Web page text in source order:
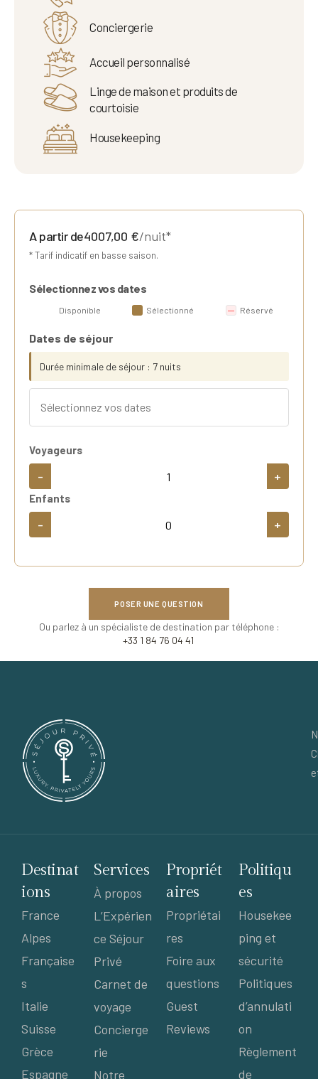
Conciergerie
Accueil personnalisé
Linge de maison et produits de
courtoisie
Housekeeping
A partir de4007,00 €/nuit*
* Tarif indicatif en basse saison.
Sélectionnez vos dates
Disponible Sélectionné Réservé
Dates de séjour
Durée minimale de séjour : 7 nuits
Voyageurs
- +
Enfants
- +
POSER UNE QUESTION
Ou parlez à un spécialiste de destination par téléphone :
+33 1 84 76 04 41
Destinat
ions
France
Alpes
Française
s
Italie
Suisse
Grèce
Espagne
Services
À propos
L’Expérien
ce Séjour
Privé
Carnet de
voyage
Concierge
rie
Notre
Propriét
aires
Propriétai
res
Foire aux
questions
Guest
Reviews
Politiqu
es
Housekee
ping et
sécurité
Politiques
d’annulati
on
Règlement
de